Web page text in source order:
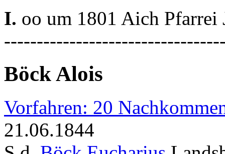
I. oo um 1801 Aich Pfarrei
Böck Alois
Vorfahren: 20
21.06.1844